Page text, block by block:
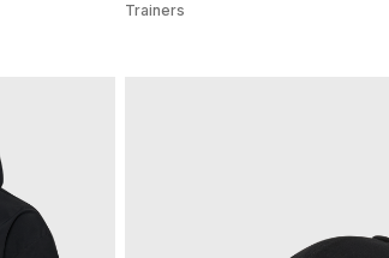
Trainers